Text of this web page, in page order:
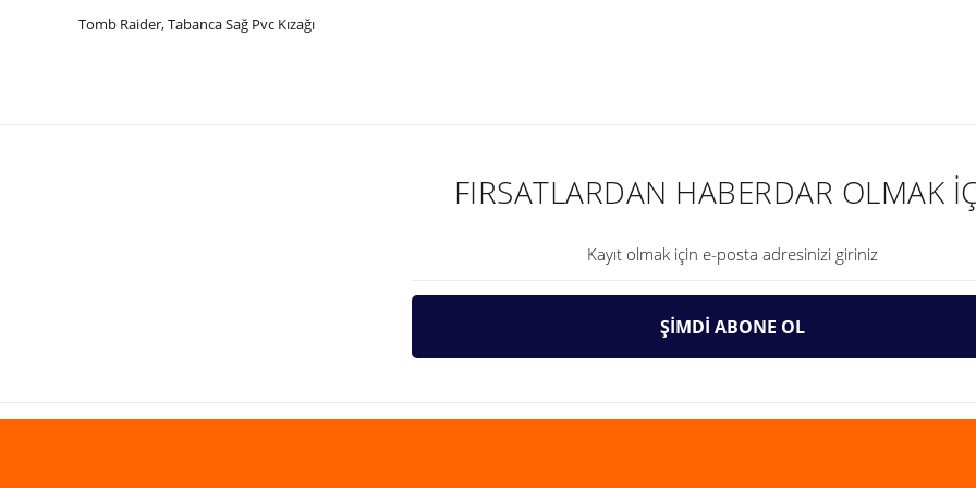
Tomb Raider, Tabanca Sağ Pvc Kızağı
Gönder
FIRSATLARDAN HABERDAR OLMAK
ŞİMDİ ABONE OL